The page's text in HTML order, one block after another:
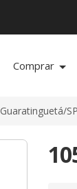
Comprar
Guaratinguetá/SP